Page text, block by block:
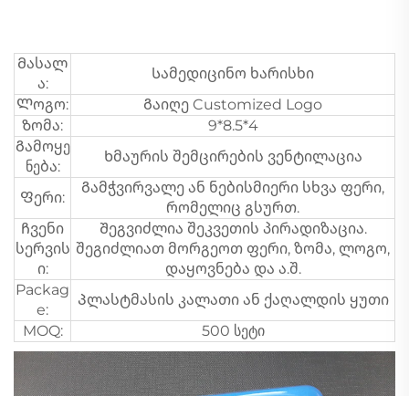
Მასალ
ა:
Სამედიცინო ხარისხი
Ლოგო:
Გაიღე Customized Logo
Ზომა:
9*8.5*4
Გამოყე
ნება:
Ხმაურის შემცირების ვენტილაცია
Ფერი:
Გამჭვირვალე ან ნებისმიერი სხვა ფერი,
რომელიც გსურთ.
Ჩვენი
სერვის
ი:
Შეგვიძლია შეკვეთის პირადიზაცია.
შეგიძლიათ მორგეოთ ფერი, ზომა, ლოგო,
დაყოვნება და ა.შ.
Packag
e:
Პლასტმასის კალათი ან ქაღალდის ყუთი
MOQ:
500 სეტი